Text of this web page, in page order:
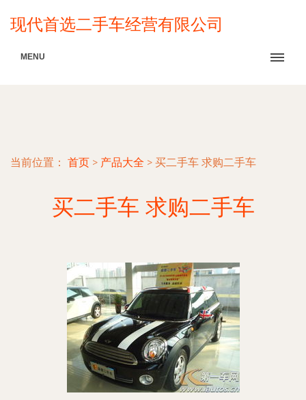
现代首选二手车经营有限公司
MENU
当前位置： 首页 > 产品大全 > 买二手车 求购二手车
买二手车 求购二手车